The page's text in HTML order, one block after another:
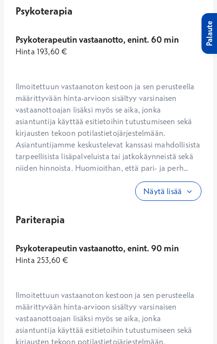
Psykoterapia
Psykoterapeutin vastaanotto, enint. 60 min
Hinta 193,60 €
Ilmoitettuun vastaanoton kestoon ja sen perusteella
määrittyvään hinta-arvioon sisältyy varsinaisen
vastaanottoajan lisäksi myös se aika, jonka
asiantuntija käyttää esitietoihin tutustumiseen sekä
kirjausten tekoon potilastietojärjestelmään.
Asiantuntijamme keskustelevat kanssasi mahdollisista
tarpeellisista lisäpalveluista tai jatkokäynneistä sekä
niiden hinnoista. Huomioithan, että pari- ja perh...
Näytä lisää
Pariterapia
Psykoterapeutin vastaanotto, enint. 90 min
Hinta 253,60 €
Ilmoitettuun vastaanoton kestoon ja sen perusteella
määrittyvään hinta-arvioon sisältyy varsinaisen
vastaanottoajan lisäksi myös se aika, jonka
asiantuntija käyttää esitietoihin tutustumiseen sekä
kirjausten tekoon potilastietojärjestelmään.
Palaute